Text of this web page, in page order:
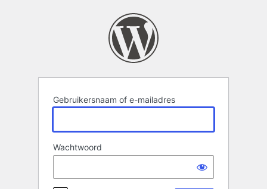
Gebruikersnaam of e-mailadres
Wachtwoord